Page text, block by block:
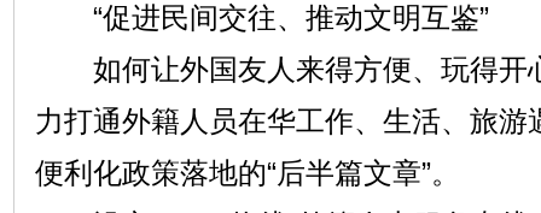
“促进民间交往、推动文明互鉴”
如何让外国友人来得方便、玩得开
力打通外籍人员在华工作、生活、旅游
便利化政策落地的“后半篇文章”。